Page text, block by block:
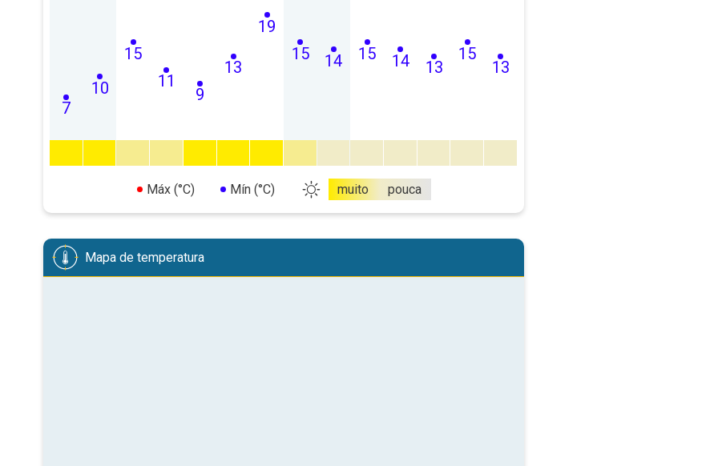
7
10
15
11
9
13
19
15 14 15 14 13
15
13
Máx (°C) Mín (°C) muito pouca
Mapa de temperatura